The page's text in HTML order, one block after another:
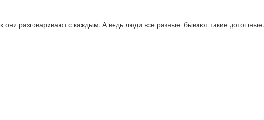
они разговаривают с каждым. А ведь люди все разные, бывают такие дотошные.